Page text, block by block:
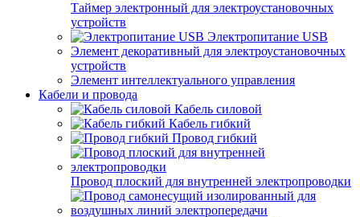
Таймер электронный для электроустановочных
устройств
Электропитание USB
Элемент декоративный для электроустановочных
устройств
Элемент интеллектуального управления
Кабели и провода
Кабель силовой
Кабель гибкий
Провод гибкий
Провод плоский для внутренней электропроводки